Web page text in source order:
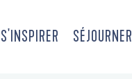
S'INSPIRER SÉJOURNER